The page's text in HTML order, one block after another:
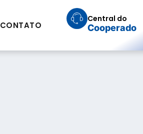
CONTATO
Central do
Cooperado